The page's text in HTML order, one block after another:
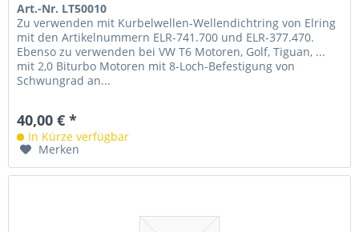
Art.-Nr. LT50010
Zu verwenden mit Kurbelwellen-Wellendichtring von Elring
mit den Artikelnummern ELR-741.700 und ELR-377.470.
Ebenso zu verwenden bei VW T6 Motoren, Golf, Tiguan, ...
mit 2,0 Biturbo Motoren mit 8-Loch-Befestigung von
Schwungrad an...
40,00 € *
In Kürze verfügbar
Merken